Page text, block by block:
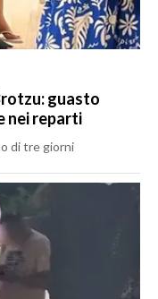
guasto
nei reparti
di tre giorni